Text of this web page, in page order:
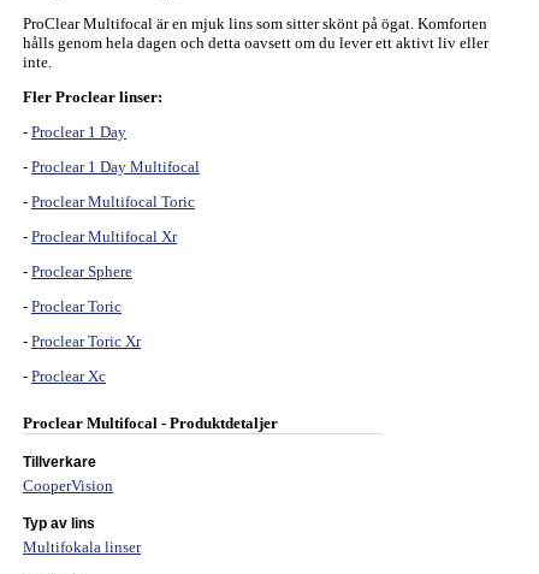
ProClear Multifocal är en mjuk lins som sitter skönt på ögat. Komforten
hålls genom hela dagen och detta oavsett om du lever ett aktivt liv eller
inte.
Fler Proclear linser:
- Proclear 1 Day
- Proclear 1 Day Multifocal
- Proclear Multifocal Toric
- Proclear Multifocal Xr
- Proclear Sphere
- Proclear Toric
- Proclear Toric Xr
- Proclear Xc
Proclear Multifocal - Produktdetaljer
Tillverkare
CooperVision
Typ av lins
Multifokala linser